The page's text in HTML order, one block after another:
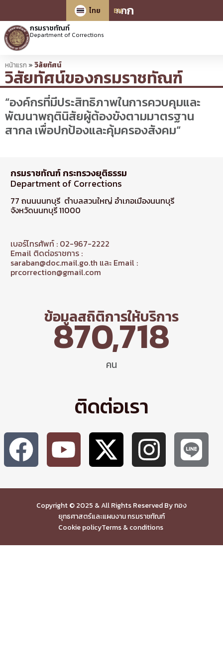
กกก
ไทย
EN
กรมราชทัณฑ์
Department of Corrections
หน้าแรก » วิสัยทัศน์
วิสัยทัศน์ของกรมราชทัณฑ์
“องค์กรที่มีประสิทธิภาพในการควบคุมและ
พัฒนาพฤตินิสัยผู้ต้องขังตามมาตรฐาน
สากล เพื่อปกป้องและคุ้มครองสังคม“
กรมราชทัณฑ์ กระทรวงยุติธรรม
Department of Corrections
77 ถนนนนทบุรี ตำบลสวนใหญ่ อำเภอเมืองนนทบุรี
จังหวัดนนทบุรี 11000
เบอร์โทรศัพท์ : 02-967-2222
Email ติดต่อราชการ :
saraban@doc.mail.go.th และ Email :
prcorrection@gmail.com
ข้อมูลสถิติการให้บริการ
คน
870,718
ติดต่อเรา
Copyright © 2025 & All Rights Reserved By กอง
ยุทธศาสตร์และแผนงาน กรมราชทัณฑ์
Cookie policyTerms & conditions